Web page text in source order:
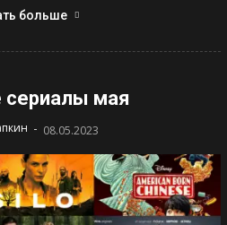
больше
сериалы мая
- 08.05.2023